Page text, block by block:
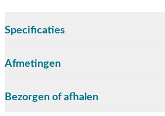
ademend membraan. Het vocht wordt
van PVC of PU hoezen. Een stevige
Let op: Als het vochtig weer is of de
Specificaties
Afmetingen
Bezorgen of afhalen